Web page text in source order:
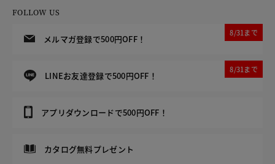
FOLLOW US
メルマガ登録で500円OFF！
8/31まで
LINEお友達登録で500円OFF！
8/31まで
アプリダウンロードで500円OFF！
カタログ無料プレゼント